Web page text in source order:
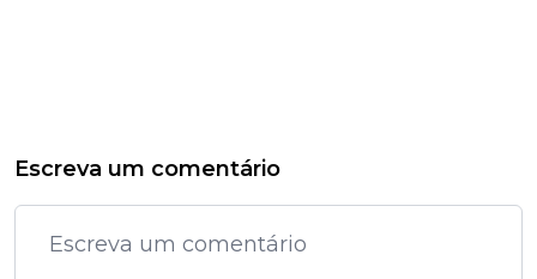
Escreva um comentário